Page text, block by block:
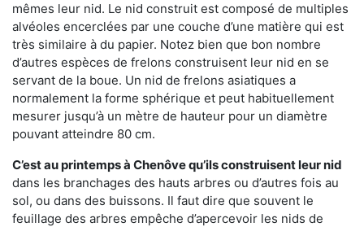
mêmes leur nid. Le nid construit est composé de multiples
alvéoles encerclées par une couche d’une matière qui est
très similaire à du papier. Notez bien que bon nombre
d’autres espèces de frelons construisent leur nid en se
servant de la boue. Un nid de frelons asiatiques a
normalement la forme sphérique et peut habituellement
mesurer jusqu’à un mètre de hauteur pour un diamètre
pouvant atteindre 80 cm.
C’est au printemps à Chenôve qu’ils construisent leur nid
dans les branchages des hauts arbres ou d’autres fois au
sol, ou dans des buissons. Il faut dire que souvent le
feuillage des arbres empêche d’apercevoir les nids de